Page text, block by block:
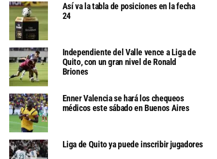
Así va la tabla de posiciones en la fecha
24
Independiente del Valle vence a Liga de
Quito, con un gran nivel de Ronald
Briones
Enner Valencia se hará los chequeos
médicos este sábado en Buenos Aires
Liga de Quito ya puede inscribir jugadores